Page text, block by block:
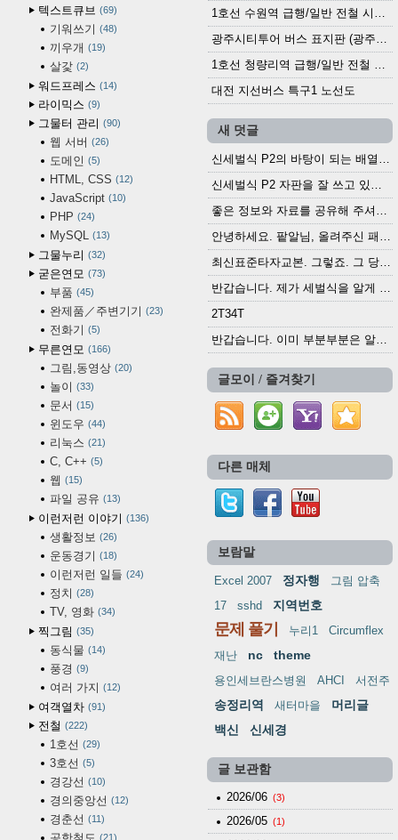
텍스트큐브 69
기워쓰기 48
끼우개 19
살갗 2
워드프레스 14
라이믹스 9
그물터 관리 90
웹 서버 26
도메인 5
HTML, CSS 12
JavaScript 10
PHP 24
MySQL 13
그물누리 32
굳은연모 73
부품 45
완제품／주변기기 23
전화기 5
무른연모 166
그림,동영상 20
놀이 33
문서 15
윈도우 44
리눅스 21
C, C++ 5
웹 15
파일 공유 13
이런저런 이야기 136
생활정보 26
운동경기 18
이런저런 일들 24
정치 28
TV, 영화 34
찍그림 35
동식물 14
풍경 9
여러 가지 12
여객열차 91
전철 222
1호선 29
3호선 5
경강선 10
경의중앙선 12
경춘선 11
21
1호선 수원역 급행/일반 전철 시간표 (2025.12.30~)
광주시티투어 버스 표지판 (광주역 정류장) (2024?)
1호선 청량리역 급행/일반 전철 시간표 · 노선도 (2025.12.30~)
대전 지선버스 특구1 노선도
새 덧글
신세벌식 P2의 바탕이 되는 배열이나 주요 기능...
신세벌식 P2 자판을 잘 쓰고 있습니다. 쓰기 편리...
좋은 정보와 자료를 공유해 주셔서 고맙습니다....
안녕하세요. 팥알님, 올려주신 패치 여러모로 감사...
최신표준타자교본. 그렇죠. 그 당시에 최신 표준...
반갑습니다. 제가 세벌식을 알게 되어 세벌식 써...
2T34T
반갑습니다. 이미 부분부분은 알려진 정보들이...
글모이 / 즐겨찾기
다른 매체
보람말
Excel 2007 정자행
그림 압축
17
sshd 지역번호
문제 풀기 누리1
Circumflex
재난
nc theme
용인세브란스병원 AHCI 서전주
송정리역 새터마을
머리글
백신
신세경
글 보관함
2026/06 (3)
2026/05 (1)